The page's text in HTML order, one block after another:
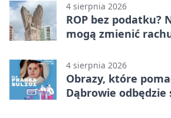
4 sierpnia 2026
ROP bez podatku?
mogą zmienić
4 sierpnia 2026
Obrazy, które
Dąbrowie